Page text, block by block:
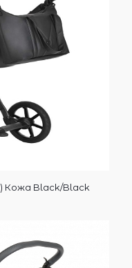
Кожа Black/Black